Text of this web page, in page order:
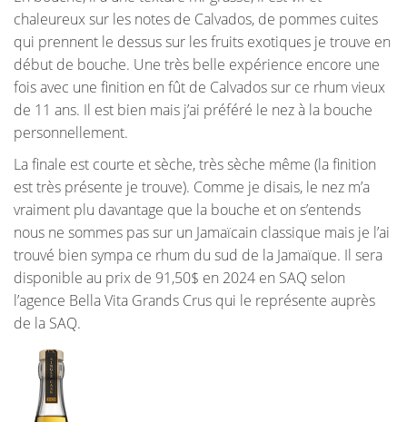
chaleureux sur les notes de Calvados, de pommes cuites
qui prennent le dessus sur les fruits exotiques je trouve en
début de bouche. Une très belle expérience encore une
fois avec une finition en fût de Calvados sur ce rhum vieux
de 11 ans. Il est bien mais j’ai préféré le nez à la bouche
personnellement.
La finale est courte et sèche, très sèche même (la finition
est très présente je trouve). Comme je disais, le nez m’a
vraiment plu davantage que la bouche et on s’entends
nous ne sommes pas sur un Jamaïcain classique mais je l’ai
trouvé bien sympa ce rhum du sud de la Jamaïque. Il sera
disponible au prix de 91,50$ en 2024 en SAQ selon
l’agence Bella Vita Grands Crus qui le représente auprès
de la SAQ.